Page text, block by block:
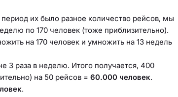
их было разное количество рейсов, мы
по 170 человек (тоже приблизительно).
на 170 человек и умножить на 13 недель
3 раза в неделю. Итого получается, 400
на 50 рейсов = 60.000 человек.
.